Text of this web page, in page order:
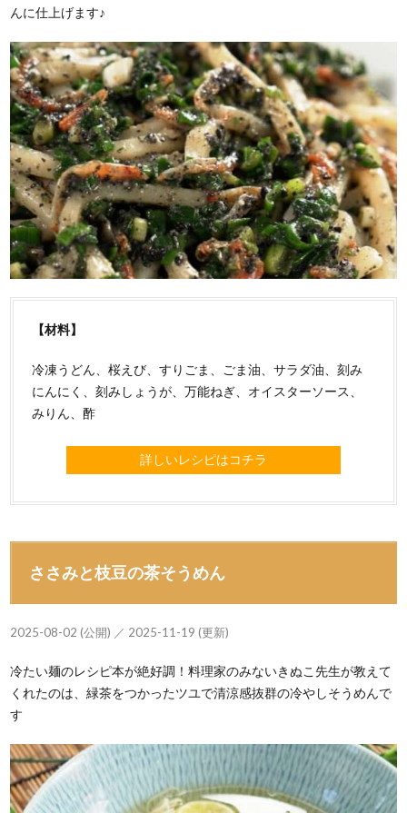
んに仕上げます♪
【材料】
冷凍うどん、桜えび、すりごま、ごま油、サラダ油、刻み
にんにく、刻みしょうが、万能ねぎ、オイスターソース、
みりん、酢
詳しいレシピはコチラ
ささみと枝豆の茶そうめん
2025-08-02 (公開) ／ 2025-11-19 (更新)
冷たい麺のレシピ本が絶好調！料理家のみないきぬこ先生が教えて
くれたのは、緑茶をつかったツユで清涼感抜群の冷やしそうめんで
す